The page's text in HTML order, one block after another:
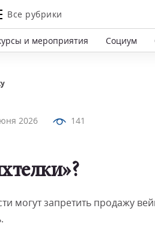
Все рубрики
и мероприятия Социум
2026 141
могут запретить продажу